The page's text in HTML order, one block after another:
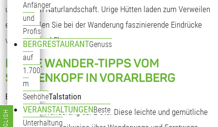
Anfänger
und
Profis
BERGRESTAURANTGenuss
auf
1.700
m
Seehöhe
VERANSTALTUNGENBeste
Unterhaltung
unberührten Naturlandschaft. Urige Hütten laden zum Verweilen
ein. Genießen Sie bei der Wanderung faszinierende Eindrücke
von Fauna und Flora.
EINIGE WANDER-TIPPS VOM
SONNENKOPF IN VORARLBERG
Bergstation - Talstation
Gehzeit der Wanderung ca. 2 Std. Diese leichte und gemütliche
Sprache auswählen
ENGLISH